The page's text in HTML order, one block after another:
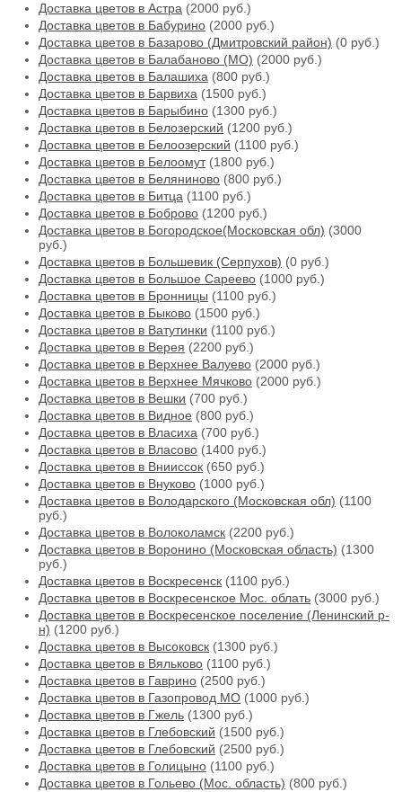
Доставка цветов в Астра (2000 руб.)
Доставка цветов в Бабурино (2000 руб.)
Доставка цветов в Базарово (Дмитровский район) (0 руб.)
Доставка цветов в Балабаново (МО) (2000 руб.)
Доставка цветов в Балашиха (800 руб.)
Доставка цветов в Барвиха (1500 руб.)
Доставка цветов в Барыбино (1300 руб.)
Доставка цветов в Белозерский (1200 руб.)
Доставка цветов в Белоозерский (1100 руб.)
Доставка цветов в Белоомут(1800 руб.)
Доставка цветов в Беляниново (800 руб.)
Доставка цветов в Битца (1100 руб.)
Доставка цветов в Боброво (1200 руб.)
Доставка цветов в Богородское(Московская обл) (3000
руб.)
Доставка цветов в Большевик (Серпухов) (0 руб.)
Доставка цветов в Большое Сареево (1000 руб.)
Доставка цветов в Бронницы (1100 руб.)
Доставка цветов в Быково (1500 руб.)
Доставка цветов в Ватутинки (1100 руб.)
Доставка цветов в Верея (2200 руб.)
Доставка цветов в Верхнее Валуево (2000 руб.)
Доставка цветов в Верхнее Мячково (2000 руб.)
Доставка цветов в Вешки (700 руб.)
Доставка цветов в Видное (800 руб.)
Доставка цветов в Власиха (700 руб.)
Доставка цветов в Власово (1400 руб.)
Доставка цветов в Внииссок (650 руб.)
Доставка цветов в Внуково (1000 руб.)
Доставка цветов в Володарского (Московская обл) (1100
руб.)
Доставка цветов в Волоколамск (2200 руб.)
Доставка цветов в Воронино (Московская область) (1300
руб.)
Доставка цветов в Воскресенск (1100 руб.)
Доставка цветов в Воскресенское Мос. облать (3000 руб.)
Доставка цветов в Воскресенское поселение (Ленинский р-
н) (1200 руб.)
Доставка цветов в Высоковск (1300 руб.)
Доставка цветов в Вяльково (1100 руб.)
Доставка цветов в Гаврино (2500 руб.)
Доставка цветов в Газопровод МО (1000 руб.)
Доставка цветов в Гжель (1300 руб.)
Доставка цветов в Глебовский (1500 руб.)
Доставка цветов в Глебовский (2500 руб.)
Доставка цветов в Голицыно (1100 руб.)
Доставка цветов в Гольево (Мос. область) (800 руб.)